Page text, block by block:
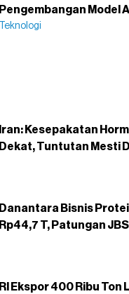
Pengembangan Model
Teknologi
Iran: Kesepakatan
Dekat, Tuntutan Mesti
Danantara Bisnis
Rp44,7 T, Patungan
RI Ekspor 400 Ribu Ton